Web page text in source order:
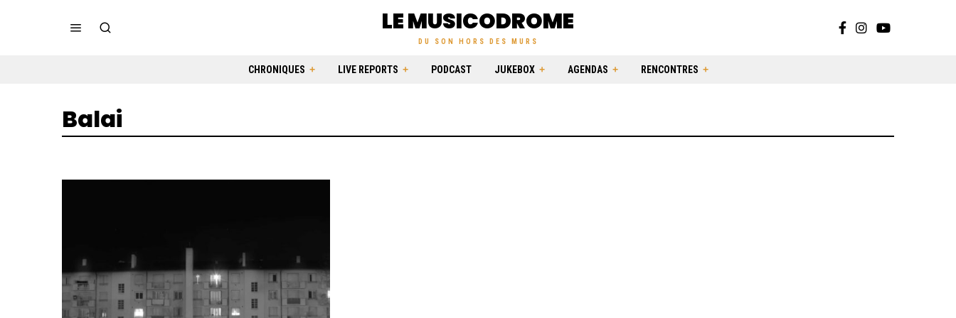
LE MUSICODROME
DU SON HORS DES MURS
CHRONIQUES LIVE REPORTS PODCAST JUKEBOX AGENDAS RENCONTRES
Balai